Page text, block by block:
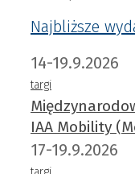
Najbliższe
14-19.9.2026
targi
IAA Mobility
17-19.9.2026